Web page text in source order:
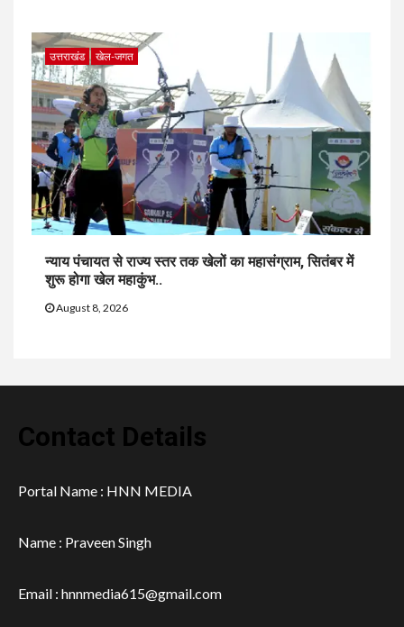
उत्तराखंड खेल-जगत
न्याय पंचायत से राज्य स्तर तक खेलों का महासंग्राम, सितंबर में
शुरू होगा खेल महाकुंभ..
August 8, 2026
Contact Details
Portal Name : HNN MEDIA
Name : Praveen Singh
Email : hnnmedia615@gmail.com